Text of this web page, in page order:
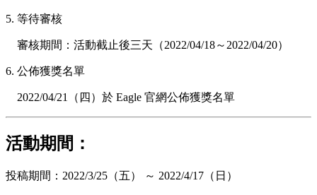
5. 等待審核
審核期間：活動截止後三天（2022/04/18～2022/04/20）
6. 公佈獲獎名單
2022/04/21（四）於 Eagle 官網公佈獲獎名單
活動期間：
投稿期間：2022/3/25（五） ～ 2022/4/17（日）